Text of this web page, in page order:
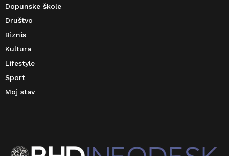
Dopunske škole
Društvo
Biznis
Kultura
Lifestyle
Sport
Moj stav